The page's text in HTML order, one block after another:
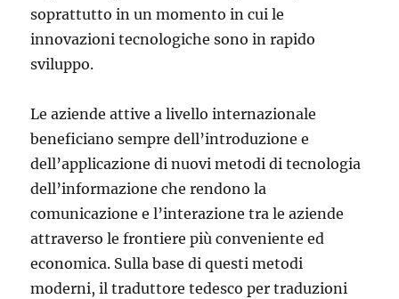
soprattutto in un momento in cui le
innovazioni tecnologiche sono in rapido
sviluppo.
Le aziende attive a livello internazionale
beneficiano sempre dell’introduzione e
dell’applicazione di nuovi metodi di tecnologia
dell’informazione che rendono la
comunicazione e l’interazione tra le aziende
attraverso le frontiere più conveniente ed
economica. Sulla base di questi metodi
moderni, il traduttore tedesco per traduzioni